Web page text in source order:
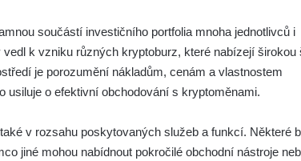
součástí investičního portfolia mnoha jednotlivců i
k vzniku různých kryptoburz, které nabízejí širokou
je porozumění nákladům, cenám a vlastnostem
usiluje o efektivní obchodování s kryptoměnami.
v rozsahu poskytovaných služeb a funkcí. Některé
jiné mohou nabídnout pokročilé obchodní nástroje